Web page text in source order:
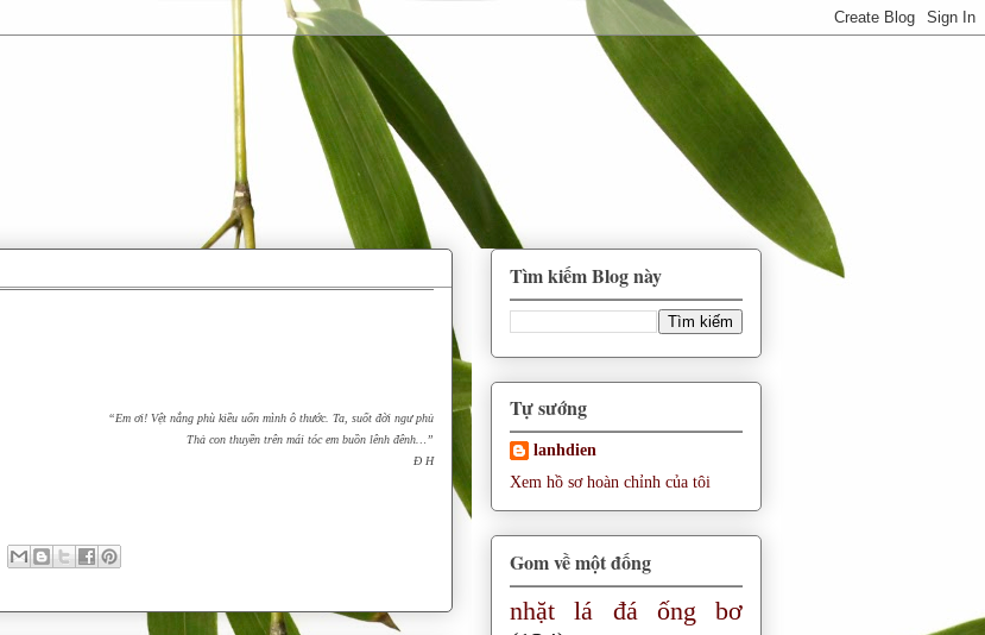
“Em ơi! Vệt nắng phù kiều uốn mình ô thước. Ta, suốt đời ngư phủ
Thả con thuyền trên mái tóc em buồn lênh đênh…”
Đ H
Tìm kiếm Blog này
Tự sướng
lanhdien
Xem hồ sơ hoàn chỉnh của tôi
Gom về một đống
nhặt lá đá ống bơ